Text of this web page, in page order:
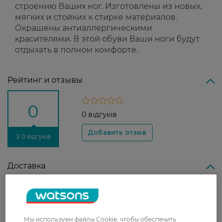
строению Ваших ног. Изготовлены из новых,
мягких и стойких к стирке материалов.
Окрашены антиаллергическими
красителями. В этой обуви Ваши ноги будут
отдыхать в полном комфорте.
Рейтинг и отзывы
0
З 0 відгуків
0 відгуків
Доставка
Новая почта
В отделение Новой почты - 99 грн, бесплатно
Мы используем файлы Cookie, чтобы обеспечить